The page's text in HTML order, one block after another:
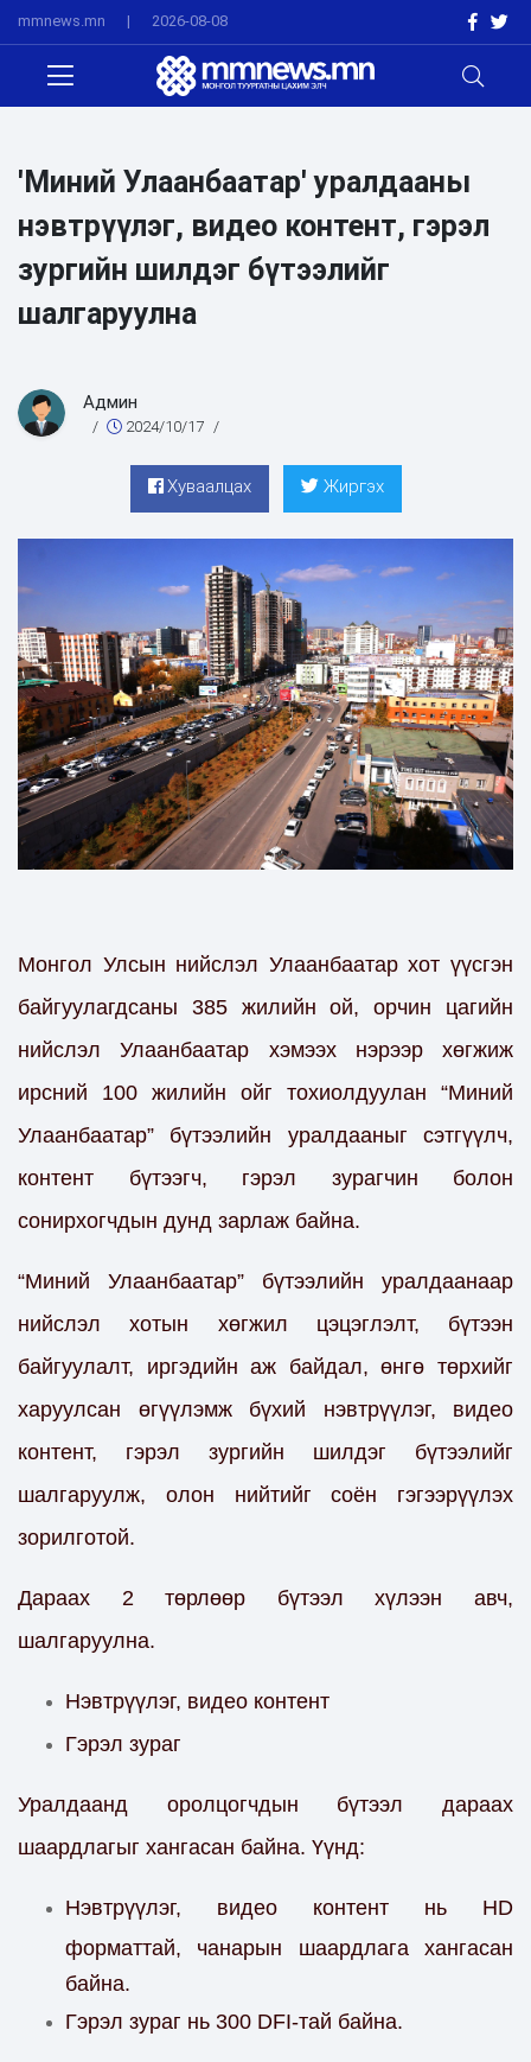
mmnews.mn | 2026-08-08
'Миний Улаанбаатар' уралдааны
нэвтрүүлэг, видео контент, гэрэл
зургийн шилдэг бүтээлийг
шалгаруулна
Админ
/ 2024/10/17 /
Хуваалцах Жиргэх
Монгол Улсын нийслэл Улаанбаатар хот үүсгэн
байгуулагдсаны 385 жилийн ой, орчин цагийн
нийслэл Улаанбаатар хэмээх нэрээр хөгжиж
ирсний 100 жилийн ойг тохиолдуулан “Миний
Улаанбаатар” бүтээлийн уралдааныг сэтгүүлч,
контент бүтээгч, гэрэл зурагчин болон
сонирхогчдын дунд зарлаж байна.
“Миний Улаанбаатар” бүтээлийн уралдаанаар
нийслэл хотын хөгжил цэцэглэлт, бүтээн
байгуулалт, иргэдийн аж байдал, өнгө төрхийг
харуулсан өгүүлэмж бүхий нэвтрүүлэг, видео
контент, гэрэл зургийн шилдэг бүтээлийг
шалгаруулж, олон нийтийг соён гэгээрүүлэх
зорилготой.
Дараах 2 төрлөөр бүтээл хүлээн авч,
шалгаруулна.
Нэвтрүүлэг, видео контент
Гэрэл зураг
Уралдаанд оролцогчдын бүтээл дараах
шаардлагыг хангасан байна. Үүнд:
Нэвтрүүлэг, видео контент нь HD
форматтай, чанарын шаардлага хангасан
байна.
Гэрэл зураг нь 300 DFI-тай байна.